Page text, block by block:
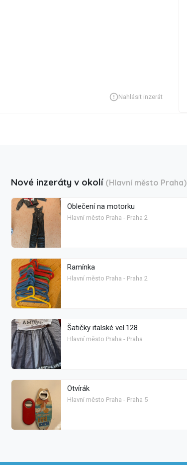
Nahlásit inzerát
Nové inzeráty v okolí (Hlavní město Praha)
Oblečení na motorku
Hlavní město Praha - Praha 2
Ramínka
Hlavní město Praha - Praha 2
Šatičky italské vel.128
Hlavní město Praha - Praha
Otvírák
Hlavní město Praha - Praha 5